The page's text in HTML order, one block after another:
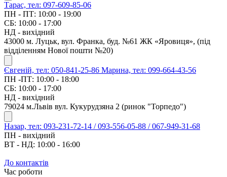
Тарас, тел: 097-609-85-06
ПН - ПТ: 10:00 - 19:00
СБ: 10:00 - 17:00
НД - вихідний
43000 м. Луцьк, вул. Франка, буд. №61 ЖК «Яровиця», (під
відділенням Нової пошти №20)
Євгеній, тел: 050-841-25-86 Марина, тел: 099-664-43-56
ПН -ПТ: 10:00 - 18:00
СБ: 10:00 - 17:00
НД - вихідний
79024 м.Львів вул. Кукурудзяна 2 (ринок "Торпедо")
Назар, тел: 093-231-72-14 / 093-556-05-88 / 067-949-31-68
ПН - вихідний
ВТ - НД: 10:00 - 16:00
До контактів
Час роботи